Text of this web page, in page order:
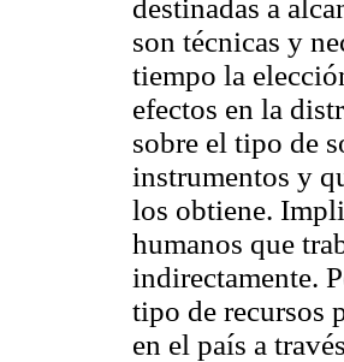
destinadas a
son técnicas y
tiempo la
efectos en la
sobre el tipo de
instrumentos y
los obtiene.
humanos que
indirectamente.
tipo de recursos
en el país a